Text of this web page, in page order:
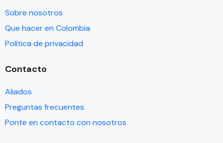
Sobre nosotros
Que hacer en Colombia
Política de privacidad
Contacto
Aliados
Preguntas frecuentes
Ponte en contacto con nosotros